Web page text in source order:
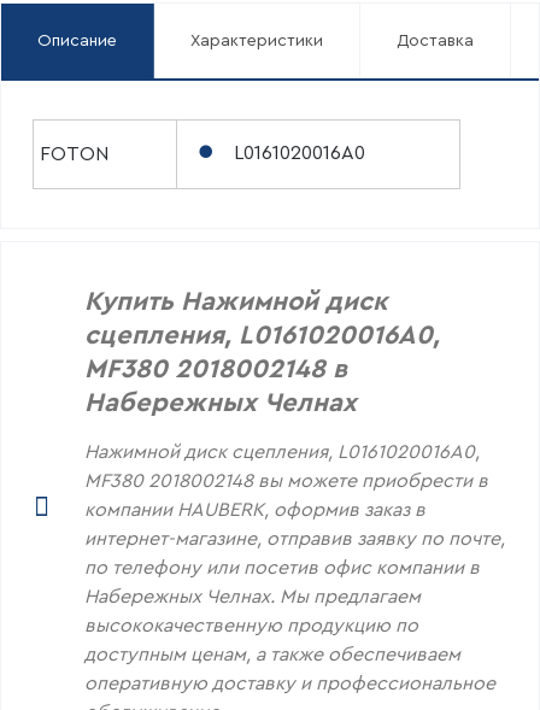
Описание Характеристики Доставка
FOTON L0161020016A0
Купить Нажимной диск
сцепления, L0161020016A0,
MF380 2018002148 в
Набережных Челнах
Нажимной диск сцепления, L0161020016A0,
MF380 2018002148 вы можете приобрести в
компании HAUBERK, оформив заказ в
интернет-магазине, отправив заявку по почте,
по телефону или посетив офис компании в
Набережных Челнах. Мы предлагаем
высококачественную продукцию по
доступным ценам, а также обеспечиваем
оперативную доставку и профессиональное